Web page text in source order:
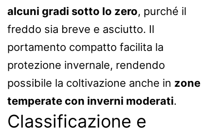
alcuni gradi sotto lo zero, purché il
freddo sia breve e asciutto. Il
portamento compatto facilita la
protezione invernale, rendendo
possibile la coltivazione anche in zone
temperate con inverni moderati.
Classificazione e